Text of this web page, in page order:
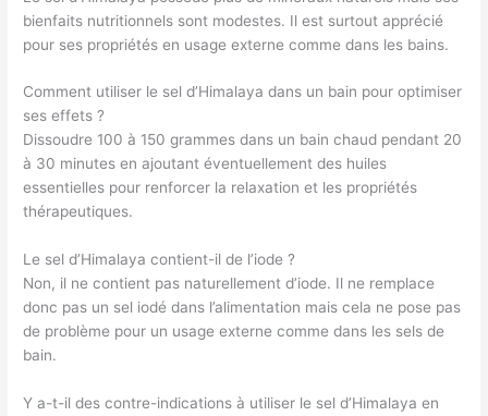
bienfaits nutritionnels sont modestes. Il est surtout apprécié
pour ses propriétés en usage externe comme dans les bains.
Comment utiliser le sel d’Himalaya dans un bain pour optimiser
ses effets ?
Dissoudre 100 à 150 grammes dans un bain chaud pendant 20
à 30 minutes en ajoutant éventuellement des huiles
essentielles pour renforcer la relaxation et les propriétés
thérapeutiques.
Le sel d’Himalaya contient-il de l’iode ?
Non, il ne contient pas naturellement d’iode. Il ne remplace
donc pas un sel iodé dans l’alimentation mais cela ne pose pas
de problème pour un usage externe comme dans les sels de
bain.
Y a-t-il des contre-indications à utiliser le sel d’Himalaya en